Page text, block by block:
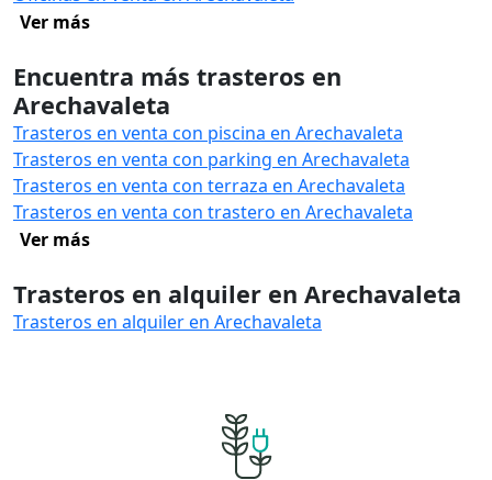
Ver más
Encuentra más trasteros en
Arechavaleta
Trasteros en venta con piscina en Arechavaleta
Trasteros en venta con parking en Arechavaleta
Trasteros en venta con terraza en Arechavaleta
Trasteros en venta con trastero en Arechavaleta
Ver más
Trasteros en alquiler en Arechavaleta
Trasteros en alquiler en Arechavaleta